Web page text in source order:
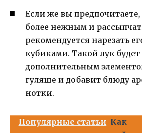
Если же вы
более нежным и
рекомендуется нарезать
кубиками. Такой лук будет
дополнительным
гуляше и добавит блюду
нотки.
Популярные статьи Как